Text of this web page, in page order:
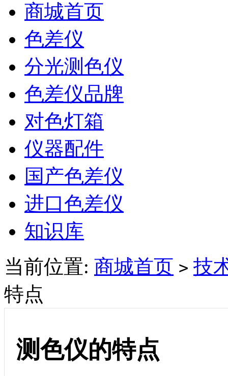
商城首页
色差仪
分光测色仪
色差仪品牌
对色灯箱
仪器配件
国产色差仪
进口色差仪
知识库
当前位置: 商城首页 > 技
特点
测色仪的特点